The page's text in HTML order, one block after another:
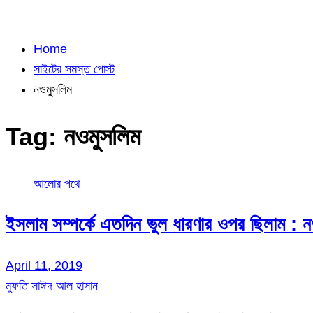
Home
সাইটের সমস্ত পোস্ট
নওমুসলিম
Tag: নওমুসলিম
আলোর পথে
ইসলাম সম্পর্কে এতদিন ভুল ধারণার ওপর ছিলাম :
April 11, 2019
মুফতি সাঈদ আল হাসান